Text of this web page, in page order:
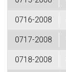
0716-2008
0717-2008
0718-2008